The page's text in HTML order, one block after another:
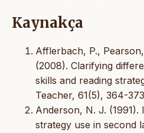
Kaynakça
Afflerbach, P.,
(2008). Clarifying
skills and reading
Teacher, 61(5), 364-
Anderson, N. J. (1991).
strategy use in second